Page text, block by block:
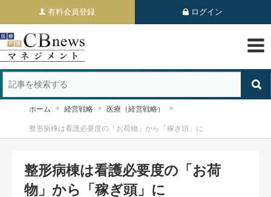
有料会員登録 ログイン
ホーム 経営戦略 医療（経営戦略）
整形病棟は看護必要度の「お荷物」から「稼ぎ頭」に
整形病棟は看護必要度の「お荷
物」から「稼ぎ頭」に